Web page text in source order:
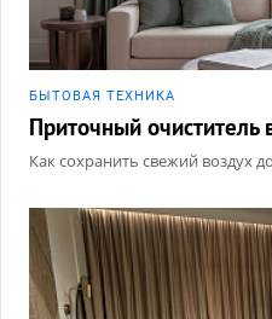
БЫТОВАЯ ТЕХНИКА
Приточный очиститель
Как сохранить свежий воздух